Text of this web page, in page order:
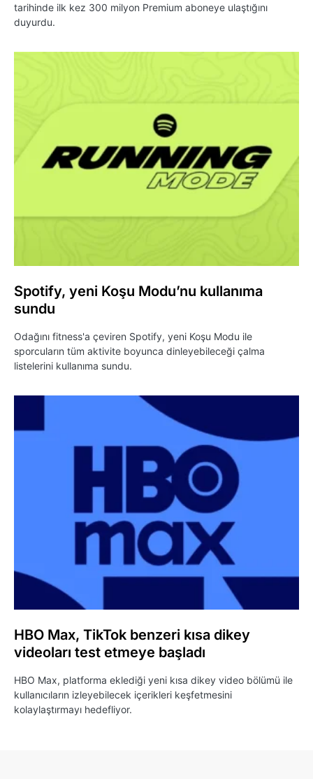
tarihinde ilk kez 300 milyon Premium aboneye ulaştığını
duyurdu.
Spotify, yeni Koşu Modu’nu kullanıma
sundu
Odağını fitness'a çeviren Spotify, yeni Koşu Modu ile
sporcuların tüm aktivite boyunca dinleyebileceği çalma
listelerini kullanıma sundu.
HBO Max, TikTok benzeri kısa dikey
videoları test etmeye başladı
HBO Max, platforma eklediği yeni kısa dikey video bölümü ile
kullanıcıların izleyebilecek içerikleri keşfetmesini
kolaylaştırmayı hedefliyor.